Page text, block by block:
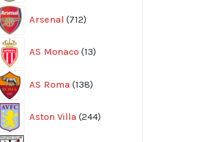
Arsenal 712
produkter
AS Monaco 13
produkter
AS Roma 138
produkter
Aston Villa 244
produkter